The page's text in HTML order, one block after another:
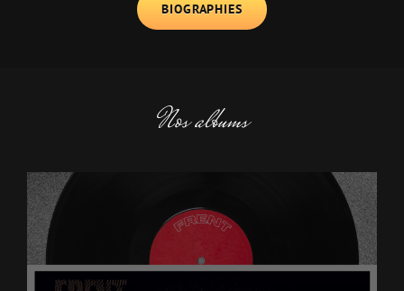
BIOGRAPHIES
Nos albums